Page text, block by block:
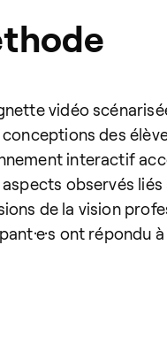
vidéo
conceptions des
interactif
aspects observés
de la vision
ont répondu